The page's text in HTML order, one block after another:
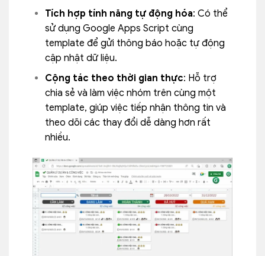
Tích hợp tính năng tự động hóa: Có thể
sử dụng Google Apps Script cùng
template để gửi thông báo hoặc tự động
cập nhật dữ liệu.
Cộng tác theo thời gian thực: Hỗ trợ
chia sẻ và làm việc nhóm trên cùng một
template, giúp việc tiếp nhận thông tin và
theo dõi các thay đổi dễ dàng hơn rất
nhiều.